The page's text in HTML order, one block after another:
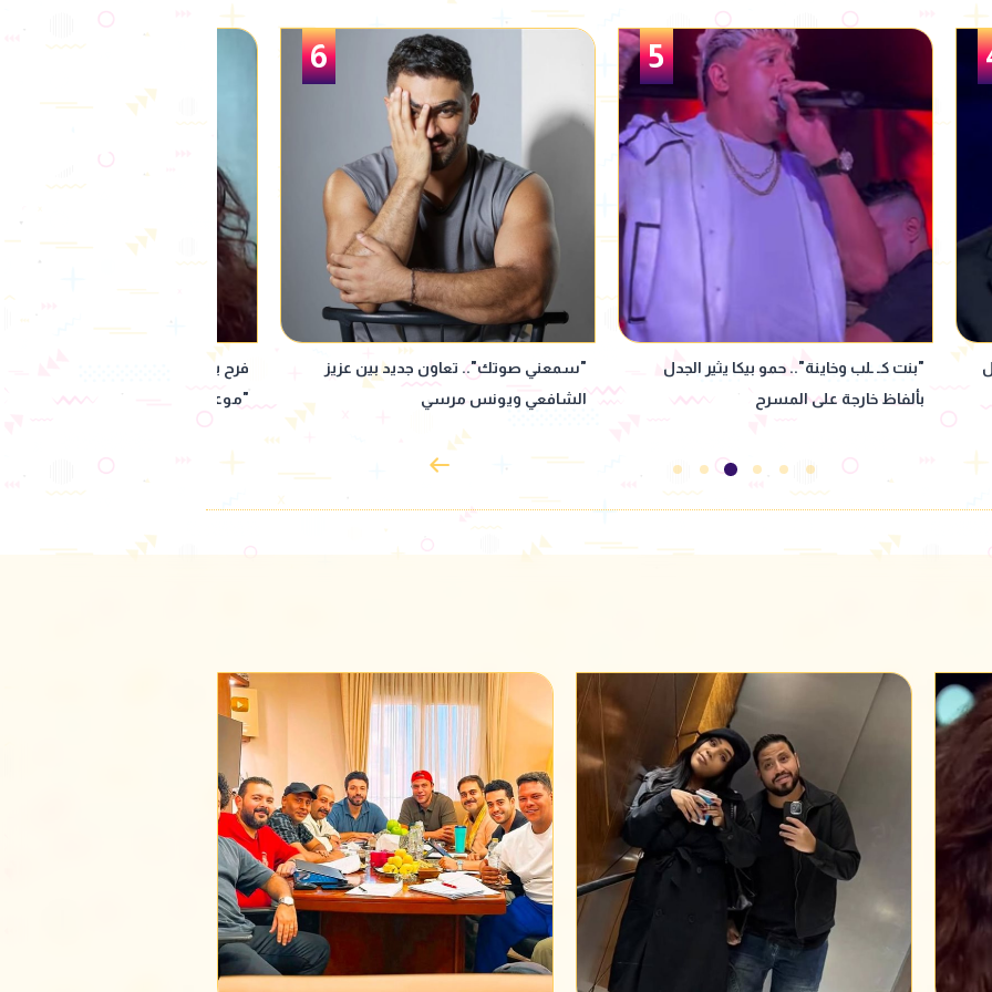
6
"سمعني صوتك".. تعاون جديد بين عزيز
الشافعي ويونس مرسي
1
فرح يوسف تكشف نصيحة خالد صالح لها في
"موعد مع الوحوش"
محمد كارتر يحتفل بعيد ميلاد زوجته
سيف